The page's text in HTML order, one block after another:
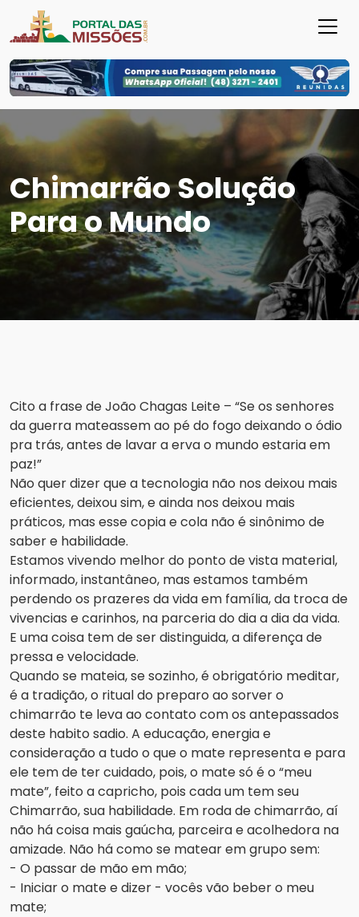
Chimarrão Solução
Para o Mundo
Cito a frase de João Chagas Leite – “Se os senhores
da guerra mateassem ao pé do fogo deixando o ódio
pra trás, antes de lavar a erva o mundo estaria em
paz!”
Não quer dizer que a tecnologia não nos deixou mais
eficientes, deixou sim, e ainda nos deixou mais
práticos, mas esse copia e cola não é sinônimo de
saber e habilidade.
Estamos vivendo melhor do ponto de vista material,
informado, instantâneo, mas estamos também
perdendo os prazeres da vida em família, da troca de
vivencias e carinhos, na parceria do dia a dia da vida.
E uma coisa tem de ser distinguida, a diferença de
pressa e velocidade.
Quando se mateia, se sozinho, é obrigatório meditar,
é a tradição, o ritual do preparo ao sorver o
chimarrão te leva ao contato com os antepassados
deste habito sadio. A educação, energia e
consideração a tudo o que o mate representa e para
ele tem de ter cuidado, pois, o mate só é o “meu
mate”, feito a capricho, pois cada um tem seu
Chimarrão, sua habilidade. Em roda de chimarrão, aí
não há coisa mais gaúcha, parceira e acolhedora na
amizade. Não há como se matear em grupo sem:
- O passar de mão em mão;
- Iniciar o mate e dizer - vocês vão beber o meu
mate;